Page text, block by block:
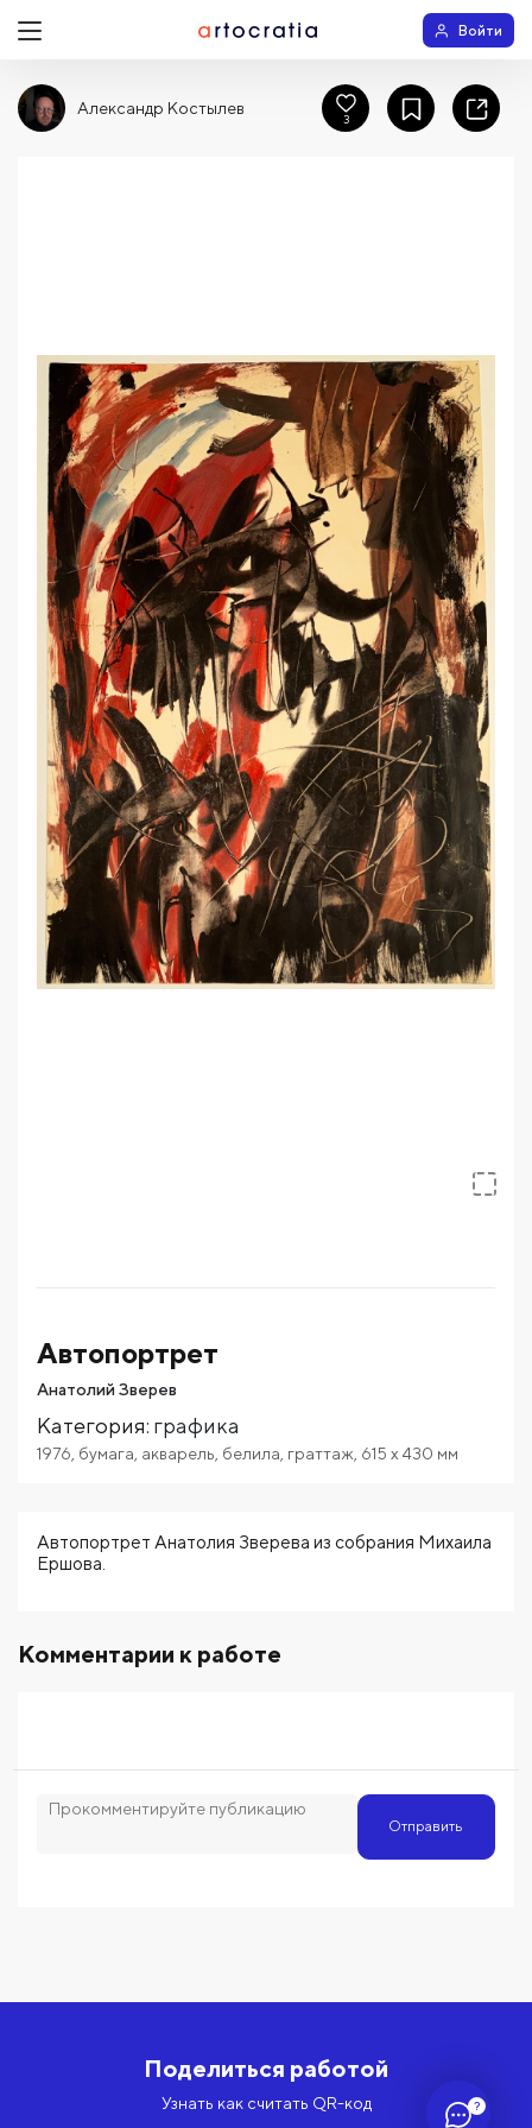
?
Войти
Автопортрет
Анатолий Зверев
Категория: графика
1976 бумага акварель белила граттаж 615 x 430 мм
Автопортрет Анатолия Зверева из собрания Михаила
Ершова.
Комментарии к работе
Отправить
Александр Костылев
3
Поделиться работой
Узнать как считать QR-код